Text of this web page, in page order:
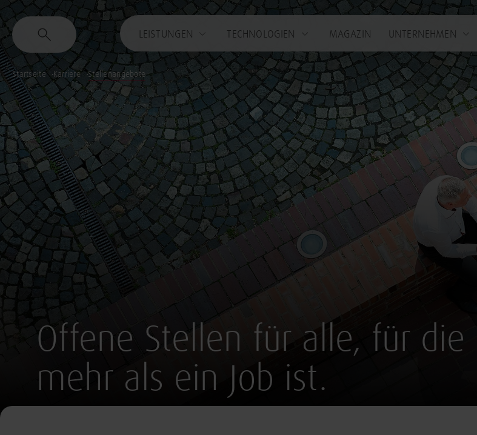
LEISTUNGEN TECHNOLOGIEN MAGAZIN UNTERNEHMEN
Startseite Karriere Stellenangebote
Offene Stellen für alle, für die
mehr als ein Job ist.